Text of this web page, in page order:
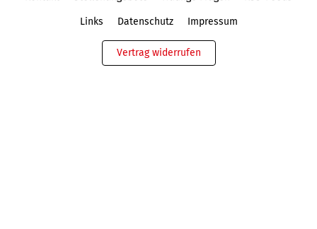
Links Datenschutz Impressum
Vertrag widerrufen